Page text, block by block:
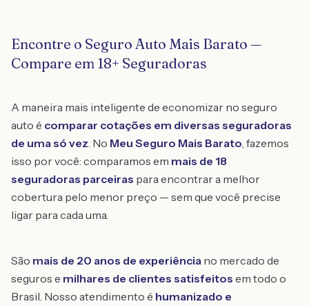
Encontre o Seguro Auto Mais Barato —
Compare em 18+ Seguradoras
A maneira mais inteligente de economizar no seguro
auto é comparar cotações em diversas seguradoras
de uma só vez. No Meu Seguro Mais Barato, fazemos
isso por você: comparamos em mais de 18
seguradoras parceiras para encontrar a melhor
cobertura pelo menor preço — sem que você precise
ligar para cada uma.
São mais de 20 anos de experiência no mercado de
seguros e milhares de clientes satisfeitos em todo o
Brasil. Nosso atendimento é humanizado e